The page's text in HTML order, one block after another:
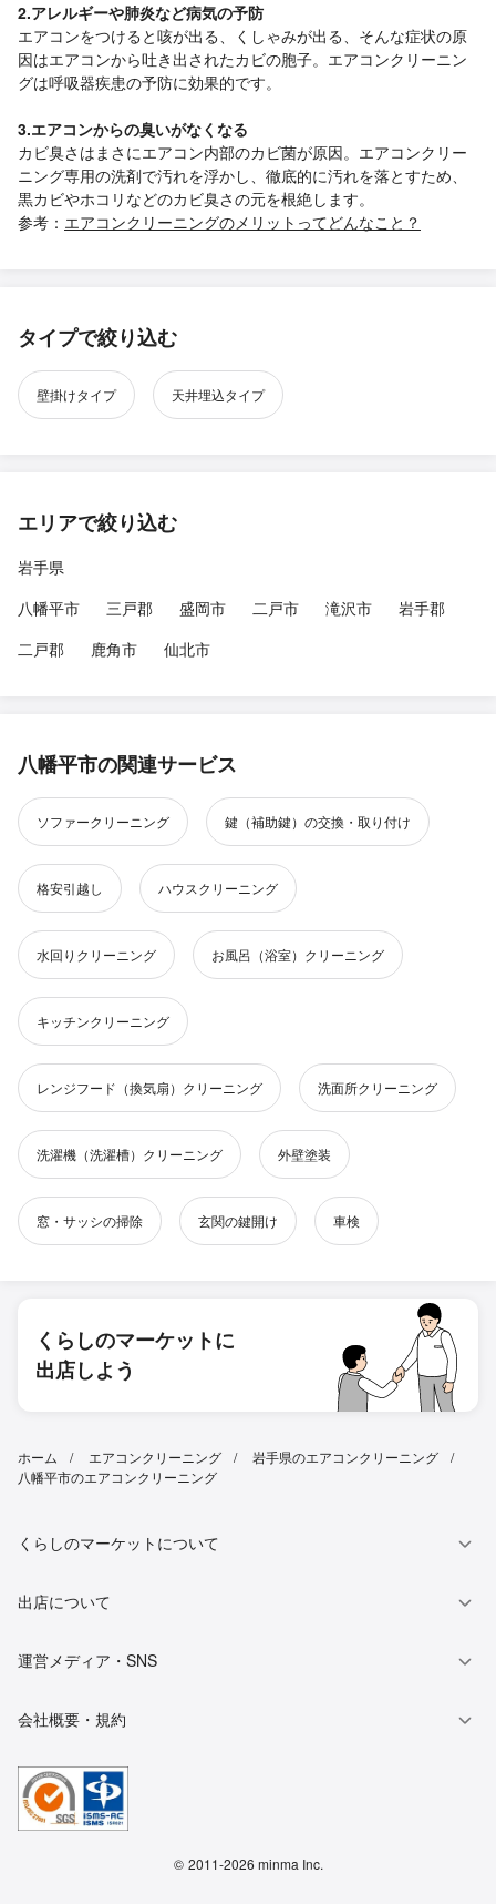
2.アレルギーや肺炎など病気の予防
エアコンをつけると咳が出る、くしゃみが出る、そんな症状の原
因はエアコンから吐き出されたカビの胞子。エアコンクリーニン
グは呼吸器疾患の予防に効果的です。
3.エアコンからの臭いがなくなる
カビ臭さはまさにエアコン内部のカビ菌が原因。エアコンクリー
ニング専用の洗剤で汚れを浮かし、徹底的に汚れを落とすため、
黒カビやホコリなどのカビ臭さの元を根絶します。
参考： エアコンクリーニングのメリットってどんなこと？
タイプで絞り込む
壁掛けタイプ 天井埋込タイプ
エリアで絞り込む
岩手県
八幡平市
三戸郡 盛岡市 二戸市 滝沢市
岩手郡
二戸郡
鹿角市 仙北市
八幡平市の関連サービス
ソファークリーニング 鍵（補助鍵）の交換・取り付け
格安引越し ハウスクリーニング
水回りクリーニング お風呂（浴室）クリーニング
キッチンクリーニング
レンジフード（換気扇）クリーニング 洗面所クリーニング
洗濯機（洗濯槽）クリーニング 外壁塗装
窓・サッシの掃除 玄関の鍵開け 車検
くらしのマーケットに
出店しよう
ホーム エアコンクリーニング
岩手県のエアコンクリーニング
八幡平市のエアコンクリーニング
くらしのマーケットについて
出店について
運営メディア・SNS
会社概要・規約
© 2011-2026 minma Inc.